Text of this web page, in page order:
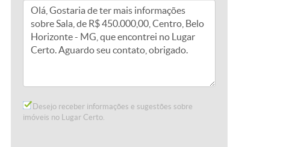
Desejo receber informações e sugestões sobre
imóveis no Lugar Certo.